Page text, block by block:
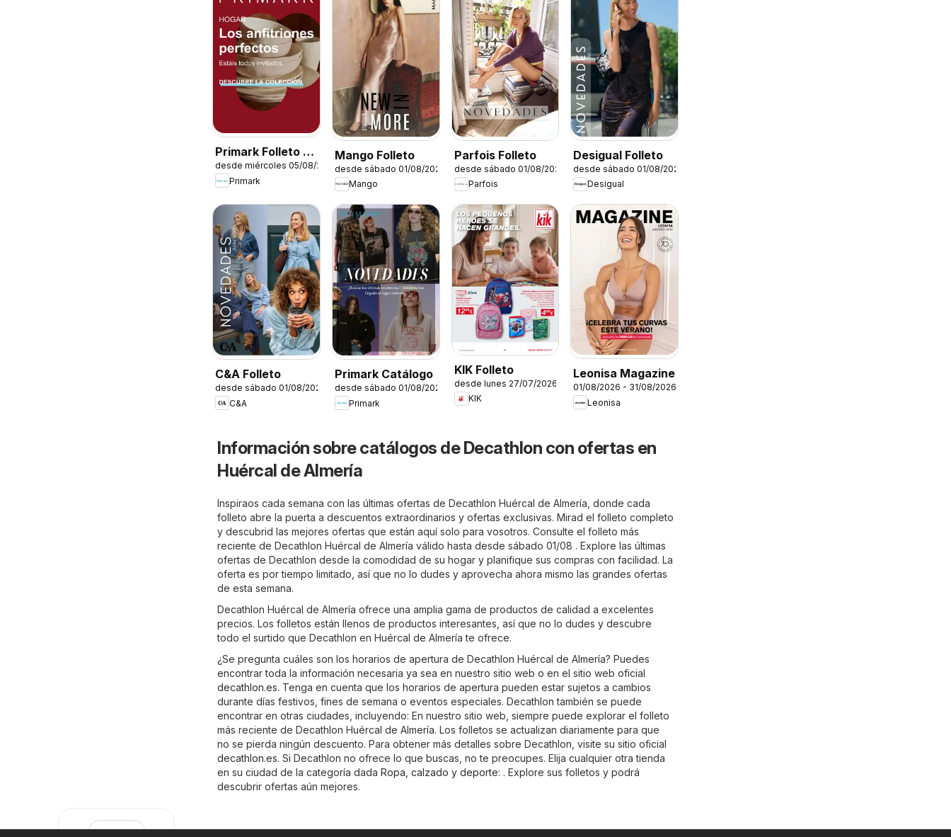
Primark Folleto -
Hogar
desde miércoles 05/08/2026
Primark
Mango Folleto
desde sábado 01/08/2026
Mango
Parfois Folleto
desde sábado 01/08/2026
Parfois
Desigual Folleto
desde sábado 01/08/2026
Desigual
C&A Folleto
desde sábado 01/08/2026
C&A
Primark Catálogo
desde sábado 01/08/2026
Primark
KIK Folleto
desde lunes 27/07/2026
KIK
Leonisa Magazine
01/08/2026 - 31/08/2026
Leonisa
Información sobre catálogos de Decathlon con ofertas en
Huércal de Almería
Inspiraos cada semana con las últimas ofertas de Decathlon Huércal de Almería, donde cada
folleto abre la puerta a descuentos extraordinarios y ofertas exclusivas. Mirad el folleto completo
y descubrid las mejores ofertas que están aquí solo para vosotros. Consulte el folleto más
reciente de Decathlon Huércal de Almería válido hasta desde sábado 01/08 . Explore las últimas
ofertas de Decathlon desde la comodidad de su hogar y planifique sus compras con facilidad. La
oferta es por tiempo limitado, así que no lo dudes y aprovecha ahora mismo las grandes ofertas
de esta semana.
Decathlon Huércal de Almería ofrece una amplia gama de productos de calidad a excelentes
precios. Los folletos están llenos de productos interesantes, así que no lo dudes y descubre
todo el surtido que Decathlon en Huércal de Almería te ofrece.
¿Se pregunta cuáles son los horarios de apertura de Decathlon Huércal de Almería? Puedes
encontrar toda la información necesaria ya sea en nuestro sitio web o en el sitio web oficial
decathlon.es. Tenga en cuenta que los horarios de apertura pueden estar sujetos a cambios
durante días festivos, fines de semana o eventos especiales. Decathlon también se puede
encontrar en otras ciudades, incluyendo: En nuestro sitio web, siempre puede explorar el folleto
más reciente de Decathlon Huércal de Almería. Los folletos se actualizan diariamente para que
no se pierda ningún descuento. Para obtener más detalles sobre Decathlon, visite su sitio oficial
decathlon.es. Si Decathlon no ofrece lo que buscas, no te preocupes. Elija cualquier otra tienda
en su ciudad de la categoría dada Ropa, calzado y deporte: . Explore sus folletos y podrá
descubrir ofertas aún mejores.